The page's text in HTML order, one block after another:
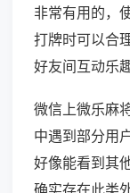
非常有用的，
打牌时可以合
好友间互动乐趣
微信上微乐麻
中遇到部分用
好像能看到其